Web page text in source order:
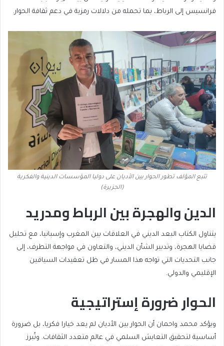
فرانسيس إلى الرباط، بما تحمله من دلالات رمزية في دعم ثقافة الحوار.
تتبع المؤلف تطور الحوار بين الأديان على دوليا المؤسسات الدينية والفكرية
(الجزيرة)
الدين والهجرة بين الرباط ومدريد
يتناول الكتاب البعد الديني في العلاقات بين المغرب وإسبانيا، مع تحليل
قضايا الهجرة، وتدبير الشأن الديني، والتعاون في مواجهة التطرف، إلى
جانب التحديات التي تواجه هذا المسار في ظل تعقيدات السياقين
الإقليمي والدولي.
الحوار ضرورة إستراتيجية
ويؤكد محمد واحمان أن الحوار بين الأديان لم يعد خيارا فكريا، بل ضرورة
أساسية لتحقيق التعايش السلمي في عالم متعدد الثقافات. وتُبرز